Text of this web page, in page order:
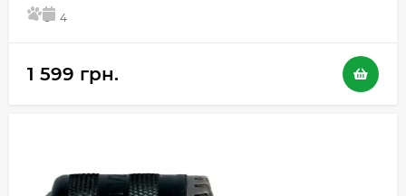
5 4
1 599 грн.